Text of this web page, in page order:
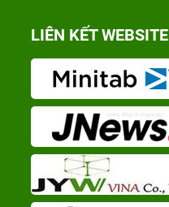
LIÊN KẾT WEBSITE